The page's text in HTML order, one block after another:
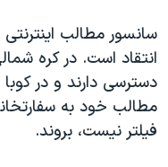
سانسور مطالب
انتقاد است. در کره
دسترسی دارند و در کوبا
مطالب خود به
فیلتر نیست، بروند.